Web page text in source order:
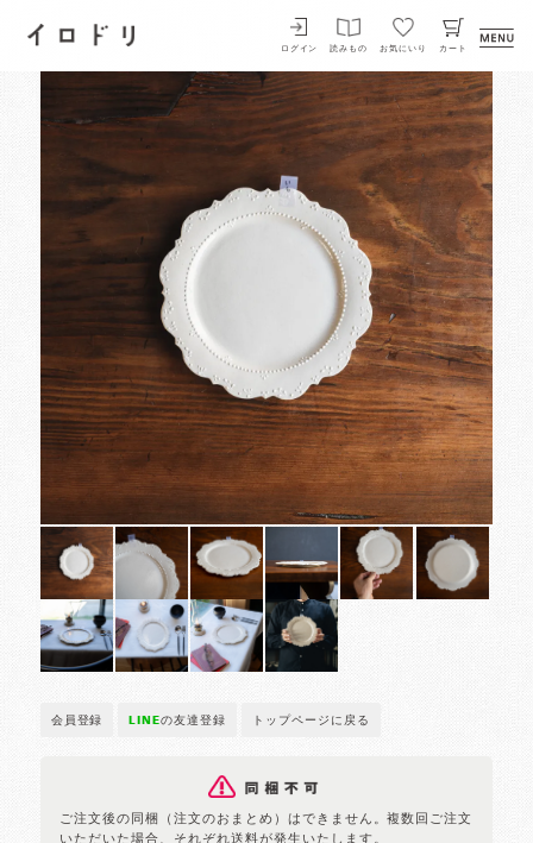
イロドリ
ログイン 読みもの お気にいり カート
会員登録 LINEの友達登録 トップページに戻る
ご注文後の同梱（注文のおまとめ）はできません。複数回ご注文
いただいた場合、それぞれ送料が発生いたします。